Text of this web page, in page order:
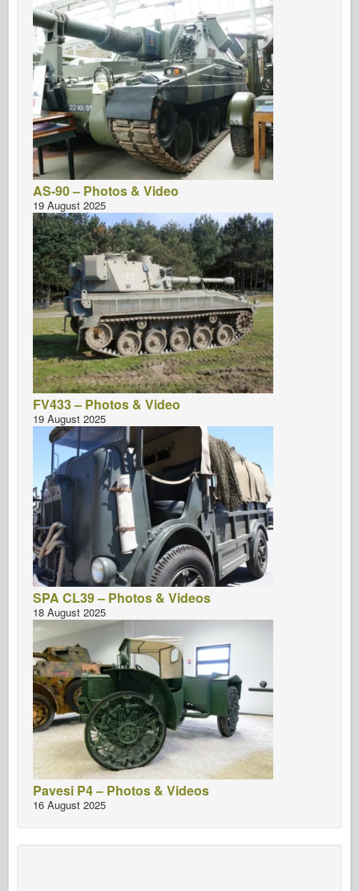
AS-90 – Photos & Video
19 August 2025
FV433 – Photos & Video
19 August 2025
SPA CL39 – Photos & Videos
18 August 2025
Pavesi P4 – Photos & Videos
16 August 2025